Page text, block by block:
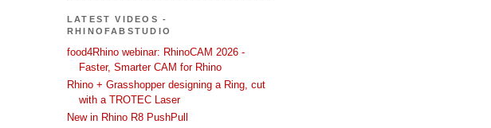
LATEST VIDEOS -
RHINOFABSTUDIO
food4Rhino webinar: RhinoCAM 2026 -
Faster, Smarter CAM for Rhino
Rhino + Grasshopper designing a Ring, cut
with a TROTEC Laser
New in Rhino R8 PushPull